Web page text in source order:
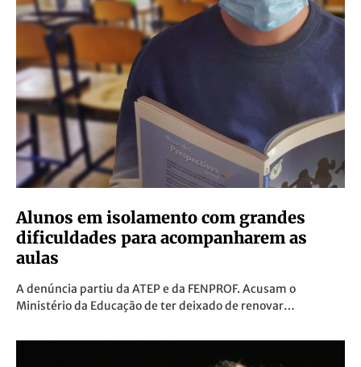
Alunos em isolamento com grandes
dificuldades para acompanharem as
aulas
A denúncia partiu da ATEP e da FENPROF. Acusam o
Ministério da Educação de ter deixado de renovar…